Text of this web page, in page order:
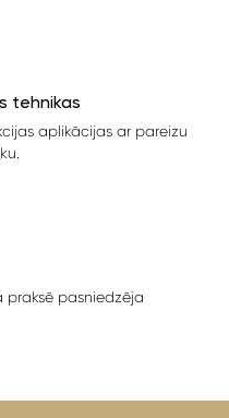
tehnikas
aplikācijas ar pareizu
praksē pasniedzēja